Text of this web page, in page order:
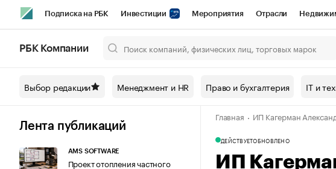
Подписка на РБК Инвестиции Мероприятия Отрасли
Спецпроекты СПб Конференции СПб Спецпроекты Проверка
Технологии и медиа Рынок наличной валюты
РБК Компании
Выбор редакции Менеджмент и HR Право и бухгалтерия IT и
Лента публикаций
AMS SOFTWARE
Проект отопления частного
Главная ИП Кагерман
ДЕЙСТВУЕТОБНОВЛЕНО
ИП